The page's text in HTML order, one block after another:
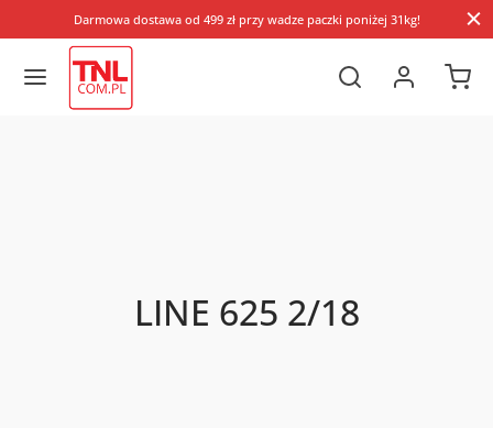
Darmowa dostawa od 499 zł przy wadze paczki poniżej 31kg!
LINE 625 2/18